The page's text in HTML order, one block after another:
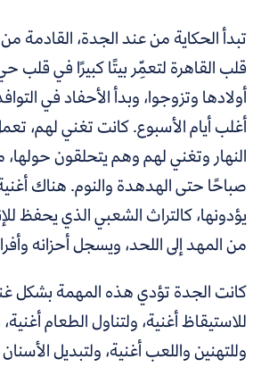
تبدأ الحكاية من عند الجدة، القادمة
قلب القاهرة لتعمِّر بيتًا كبيرًا في قلب
أولادها وتزوجوا، وبدأ الأحفاد في
أغلب أيام الأسبوع. كانت تغني لهم،
النهار وتغني لهم وهم يتحلقون حولها،
صباحًا حتى الهدهدة والنوم. هناك
يؤدونها، كالتراث الشعبي الذي يحفظ
من المهد إلى اللحد، ويسجل أحزانه
كانت الجدة تؤدي هذه المهمة بشكل
للاستيقاظ أغنية، ولتناول الطعام أغنية،
وللتهنين واللعب أغنية، ولتبديل